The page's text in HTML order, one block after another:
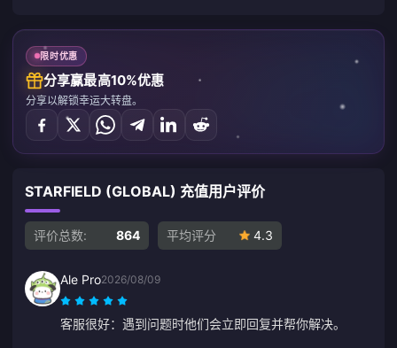
限时优惠
分享赢最高10%优惠
分享以解锁幸运大转盘。
STARFIELD (GLOBAL) 充值用户评价
评价总数: 864 平均评分 4.3
Ale Pro2026/08/09
客服很好：遇到问题时他们会立即回复并帮你解决。